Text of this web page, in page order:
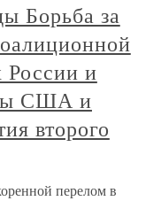
Борьба за
России и
США и
второго
перелом в